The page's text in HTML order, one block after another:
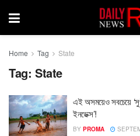
Home Tag State
Tag: State
এই অসময়েও সবচেয়ে
ইনডেক্স’!
BY PROMA